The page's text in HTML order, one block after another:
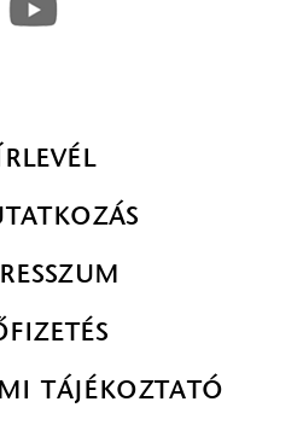
tájékoztató